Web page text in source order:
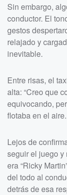
Sin embargo,
conductor. El
gestos
relajado y
inevitable.
Entre risas, el
alta: “Creo que
equivocando,
flotaba en el aire.
Lejos de
seguir el juego
era “Ricky
del todo al
detrás de esa